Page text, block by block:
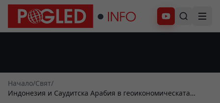
Абонирай се
Начало/Свят/
Индонезия и Саудитска Арабия в геоикономическата